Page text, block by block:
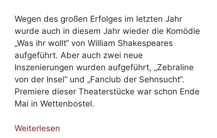
Wegen des großen Erfolges im letzten Jahr
wurde auch in diesem Jahr wieder die Komödie
„Was ihr wollt“ von William Shakespeares
aufgeführt. Aber auch zwei neue
Inszenierungen wurden aufgeführt, „Zebraline
von der Insel“ und „Fanclub der Sehnsucht“.
Premiere dieser Theaterstücke war schon Ende
Mai in Wettenbostel.
Weiterlesen